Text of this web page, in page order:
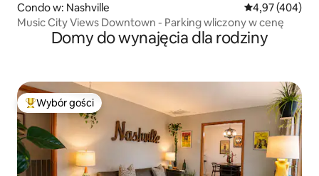
Condo w: Nashville Średnia
4,97 (404)
Music City Views Downtown - Parking wliczony w cenę
Domy do wynajęcia dla rodziny
Najpopularniejsze z kategorii Wybór gości
Wybór gości